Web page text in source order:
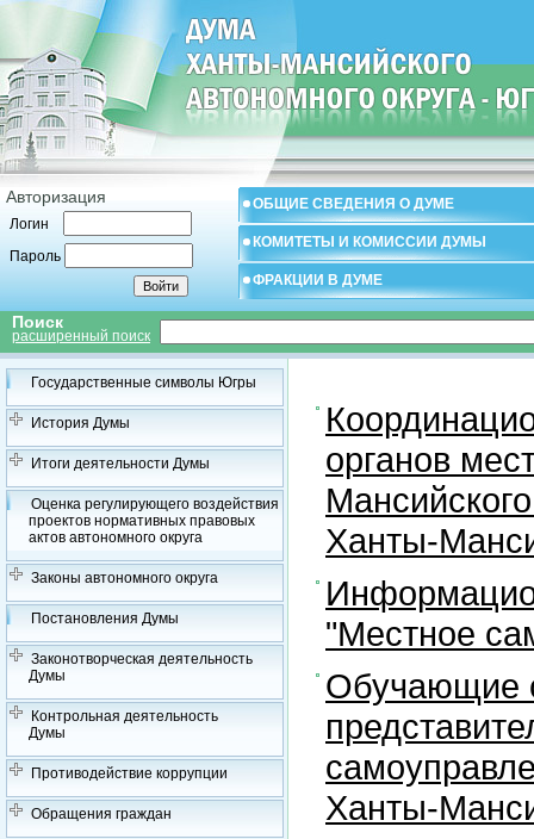
Авторизация
Логин
Пароль
ОБЩИЕ СВЕДЕНИЯ О ДУМЕ
КОМИТЕТЫ И КОМИССИИ ДУМЫ
ФРАКЦИИ В ДУМЕ
Поиск
расширенный поиск
Государственные символы Югры
История Думы
Итоги деятельности Думы
Оценка регулирующего воздействия
проектов нормативных правовых
актов автономного округа
Законы автономного округа
Постановления Думы
Законотворческая деятельность
Думы
Контрольная деятельность
Думы
Противодействие коррупции
Обращения граждан
органов
Ханты-
"Местное
Обучающие
Ханты-